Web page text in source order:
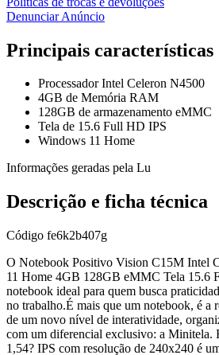
Denunciar Anúncio
Principais características
Processador Intel Celeron N4500
4GB de Memória RAM
128GB de armazenamento eMMC
Tela de 15.6 Full HD IPS
Windows 11 Home
Informações geradas pela Lu
Descrição e ficha técnica
Código fe6k2b407g
O Notebook Positivo Vision C15M Intel
11 Home 4GB 128GB eMMC Tela 15.6
notebook ideal para quem busca
no trabalho.É mais que um notebook, é a
de um novo nível de interatividade,
com um diferencial exclusivo: a Minitela.
1,54? IPS com resolução de 240x240 é